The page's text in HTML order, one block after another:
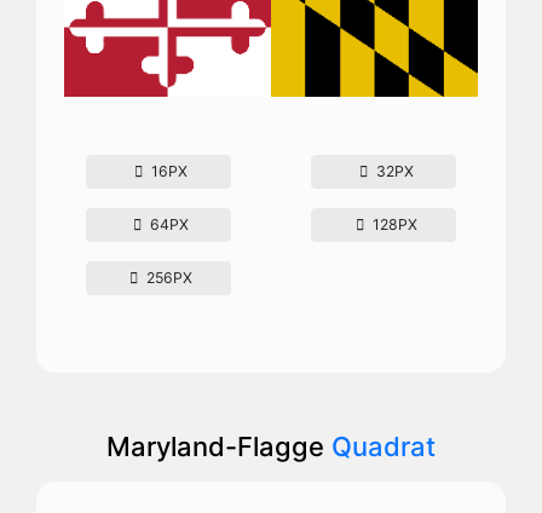
16PX 32PX
64PX 128PX
256PX
Maryland-Flagge Quadrat